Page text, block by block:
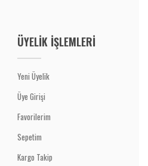
ÜYELİK İŞLEMLERİ
Yeni Üyelik
Üye Girişi
Favorilerim
Sepetim
Kargo Takip